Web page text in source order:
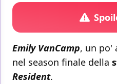
Emily VanCamp, un po'
nel season finale della
Resident.